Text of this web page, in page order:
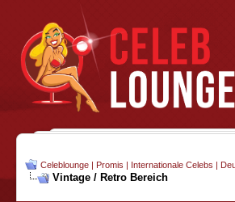
Celeblounge | Promis | Internationale Celebs |
Vintage / Retro Bereich